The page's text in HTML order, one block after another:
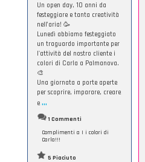
Un open day, 10 anni da
festeggiare e tanta creatività
nell’aria! 🥳
Lunedì abbiamo festeggiato
un traguardo importante per
l'attività del nostro cliente i
colori di Carla a Palmanova.
🎨
Una giornata a porte aperte
per scoprire, imparare, creare
e...
1 Commenti
Complimenti a I i colori di
Carla!!!
5 Piaciuto